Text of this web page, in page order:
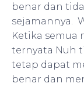
benar dan
sejamannya.
Ketika semua
ternyata Nuh
tetap dapat
benar dan